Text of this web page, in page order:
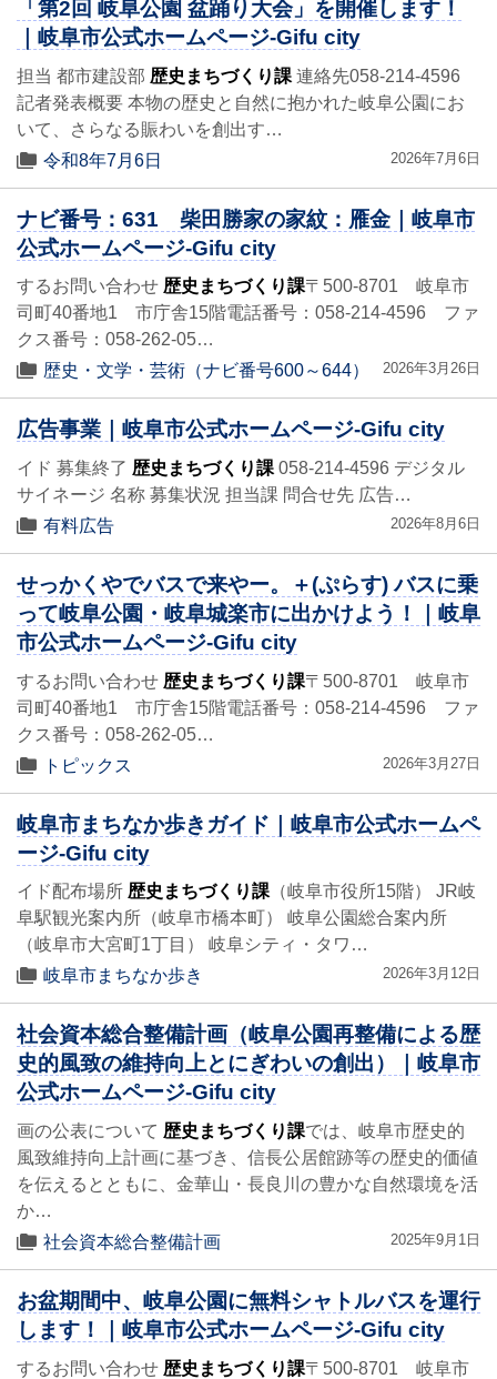
「第2回 岐阜公園 盆踊り大会」を開催します！
｜岐阜市公式ホームページ-Gifu city
担当 都市建設部 歴史まちづくり課 連絡先058-214-4596
記者発表概要 本物の歴史と自然に抱かれた岐阜公園にお
いて、さらなる賑わいを創出す…
令和8年7月6日
2026年7月6日
ナビ番号：631 柴田勝家の家紋：雁金｜岐阜市
公式ホームページ-Gifu city
するお問い合わせ 歴史まちづくり課〒500-8701 岐阜市
司町40番地1 市庁舎15階電話番号：058-214-4596 ファ
クス番号：058-262-05…
歴史・文学・芸術（ナビ番号600～644）
2026年3月26日
広告事業｜岐阜市公式ホームページ-Gifu city
イド 募集終了 歴史まちづくり課 058-214-4596 デジタル
サイネージ 名称 募集状況 担当課 問合せ先 広告…
有料広告
2026年8月6日
せっかくやでバスで来やー。＋(ぷらす) バスに乗
って岐阜公園・岐阜城楽市に出かけよう！｜岐阜
市公式ホームページ-Gifu city
するお問い合わせ 歴史まちづくり課〒500-8701 岐阜市
司町40番地1 市庁舎15階電話番号：058-214-4596 ファ
クス番号：058-262-05…
トピックス
2026年3月27日
岐阜市まちなか歩きガイド｜岐阜市公式ホームペ
ージ-Gifu city
イド配布場所 歴史まちづくり課（岐阜市役所15階） JR岐
阜駅観光案内所（岐阜市橋本町） 岐阜公園総合案内所
（岐阜市大宮町1丁目） 岐阜シティ・タワ…
岐阜市まちなか歩き
2026年3月12日
社会資本総合整備計画（岐阜公園再整備による歴
史的風致の維持向上とにぎわいの創出）｜岐阜市
公式ホームページ-Gifu city
画の公表について 歴史まちづくり課では、岐阜市歴史的
風致維持向上計画に基づき、信長公居館跡等の歴史的価値
を伝えるとともに、金華山・長良川の豊かな自然環境を活
か…
社会資本総合整備計画
2025年9月1日
お盆期間中、岐阜公園に無料シャトルバスを運行
します！｜岐阜市公式ホームページ-Gifu city
するお問い合わせ 歴史まちづくり課〒500-8701 岐阜市